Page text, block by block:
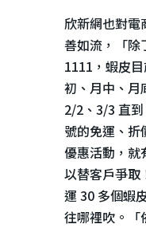
欣新網也對電
善如流，「除
1111 ，蝦皮
初、月中、月
2/2、 3/3 直到
號的免運、折
優惠活動，就
以替客戶爭取
運 30 多個蝦
往哪裡吹。「